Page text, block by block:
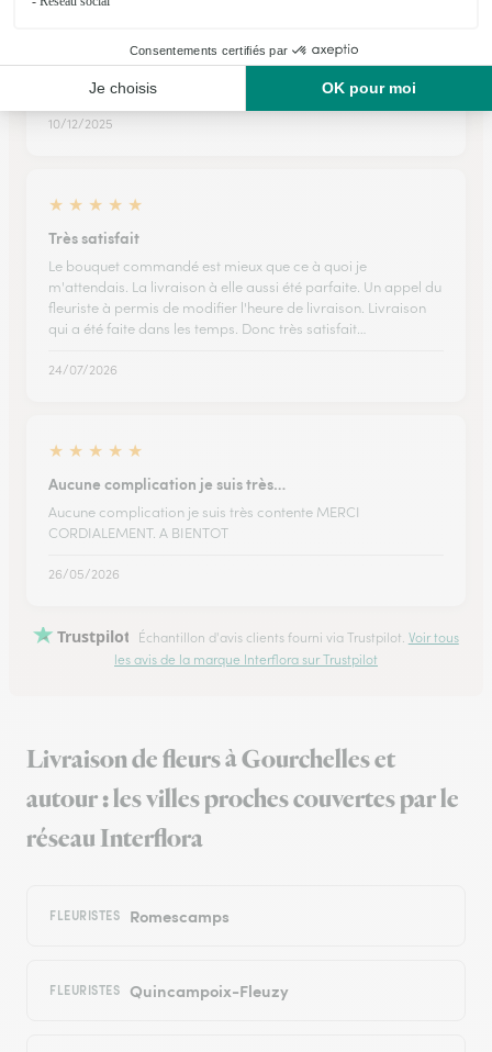
pour une premier fois bonne expérience
10/12/2025
★ ★ ★ ★ ★
Très satisfait
Le bouquet commandé est mieux que ce à quoi je
m'attendais. La livraison à elle aussi été parfaite. Un appel du
fleuriste à permis de modifier l'heure de livraison. Livraison
qui a été faite dans les temps. Donc très satisfait…
24/07/2026
★ ★ ★ ★ ★
Aucune complication je suis très…
Aucune complication je suis très contente MERCI
CORDIALEMENT. A BIENTOT
26/05/2026
Trustpilot Échantillon d'avis clients fourni via Trustpilot. Voir tous
les avis de la marque Interflora sur Trustpilot
Livraison de fleurs à Gourchelles et
autour : les villes proches couvertes par le
réseau Interflora
FLEURISTES Romescamps
FLEURISTES Quincampoix-Fleuzy